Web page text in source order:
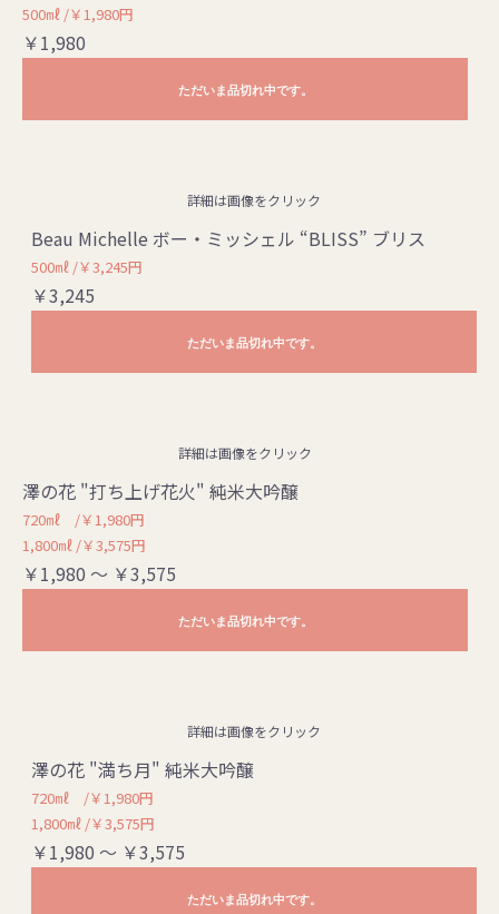
500㎖ /￥1,980円
￥1,980
ただいま品切れ中です。
詳細は画像をクリック
Beau Michelle ボー・ミッシェル “BLISS” ブリス
500㎖ /￥3,245円
￥3,245
ただいま品切れ中です。
詳細は画像をクリック
澤の花 "打ち上げ花火" 純米大吟醸
720㎖ /￥1,980円
1,800㎖ /￥3,575円
￥1,980 ～ ￥3,575
ただいま品切れ中です。
詳細は画像をクリック
澤の花 "満ち月" 純米大吟醸
720㎖ /￥1,980円
1,800㎖ /￥3,575円
￥1,980 ～ ￥3,575
ただいま品切れ中です。